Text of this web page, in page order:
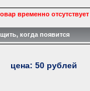
временно отсутствует
цена: 50 рублей